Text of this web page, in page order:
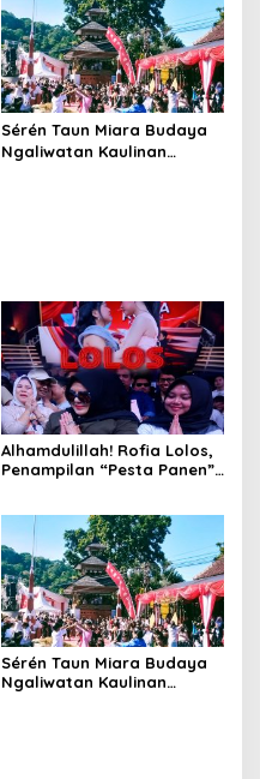
Sérén Taun Miara Budaya
Ngaliwatan Kaulinan
Alhamdulillah! Rofia Lolos,
Penampilan “Pesta Panen”
Sérén Taun Miara Budaya
Ngaliwatan Kaulinan